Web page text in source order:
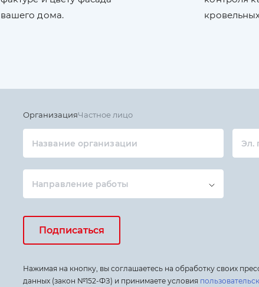
вашего дома.
ОрганизацияЧастное лицо
Название организации Эл.
Направление работы
Подписаться
Нажимая на кнопку, вы соглашаетесь на обработку своих
данных (закон №152-ФЗ) и принимаете условия